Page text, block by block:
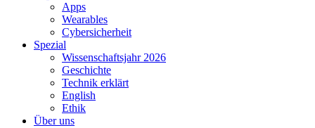
Apps
Wearables
Cybersicherheit
Spezial
Wissenschaftsjahr 2026
Geschichte
Technik erklärt
English
Ethik
Über uns